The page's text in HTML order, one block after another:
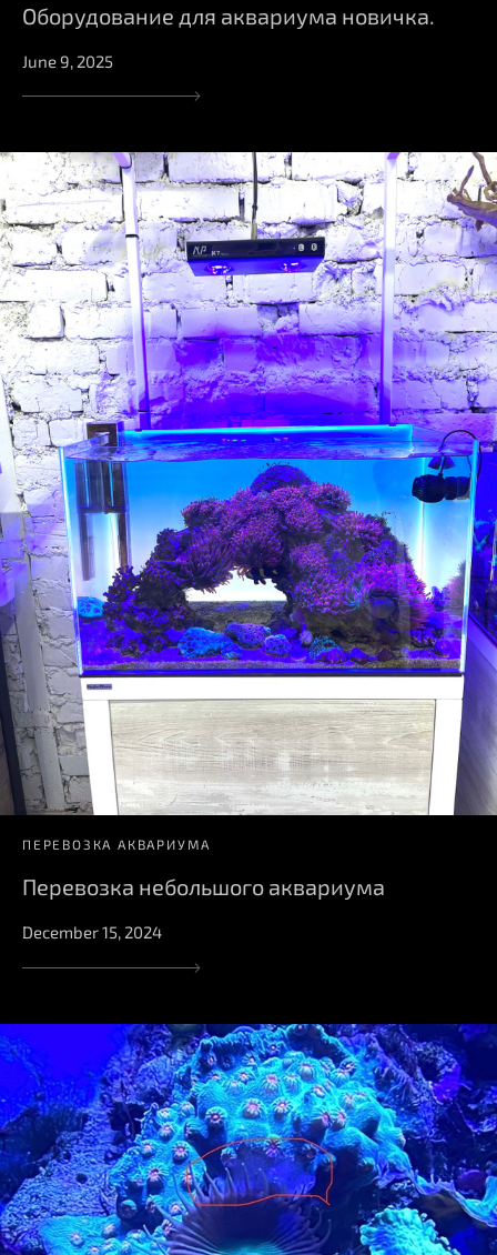
Оборудование для аквариума новичка.
June 9, 2025
ПЕРЕВОЗКА АКВАРИУМА
Перевозка небольшого аквариума
December 15, 2024